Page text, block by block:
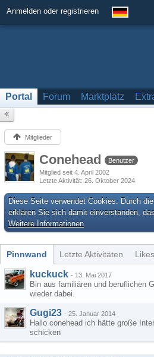
Anmelden oder registrieren
Portal Forum Marktplatz
Mitglieder
Conehead
Benutzer
Mitglied seit 4. April 2002
Letzte Aktivität 26. Oktober 2024
Diese Seite verwendet Cookies. Durch
erklären Sie sich damit einverstanden,
Weitere Informationen
Pinnwand Letzte Aktivitäten Likes
kuckuck - 13. Mai 2017
Bin aus familiären und beruflichen
wieder dabei.
Gugi23 - 25. Januar 2014
Hallo conehead ich hätte große
schicken